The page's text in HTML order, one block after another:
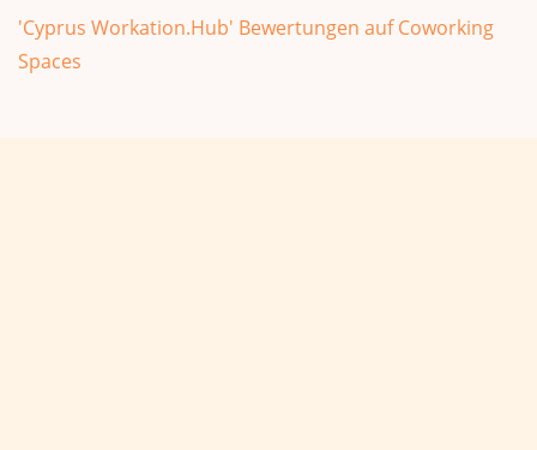
'Cyprus Workation.Hub' Bewertungen auf Coworking
Spaces